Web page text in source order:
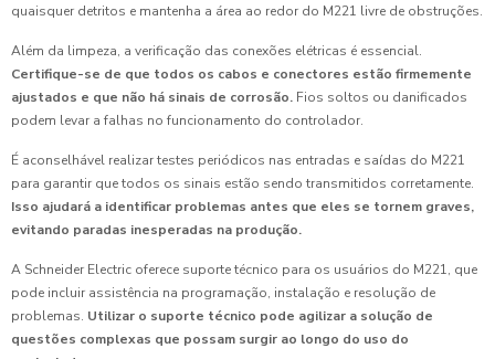
quaisquer detritos e mantenha a área ao redor do M221 livre de obstruções.
Além da limpeza, a verificação das conexões elétricas é essencial.
Certifique-se de que todos os cabos e conectores estão firmemente
ajustados e que não há sinais de corrosão. Fios soltos ou danificados
podem levar a falhas no funcionamento do controlador.
É aconselhável realizar testes periódicos nas entradas e saídas do M221
para garantir que todos os sinais estão sendo transmitidos corretamente.
Isso ajudará a identificar problemas antes que eles se tornem graves,
evitando paradas inesperadas na produção.
A Schneider Electric oferece suporte técnico para os usuários do M221, que
pode incluir assistência na programação, instalação e resolução de
problemas. Utilizar o suporte técnico pode agilizar a solução de
questões complexas que possam surgir ao longo do uso do